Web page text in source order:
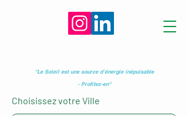
"Le Soleil est une source d’énergie inépuisable
- Profitez-en"
Choisissez votre Ville